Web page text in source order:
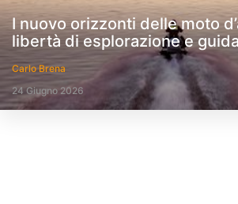
I nuovo orizzonti delle moto
libertà di esplorazione e
Carlo Brena
24 Giugno 2026